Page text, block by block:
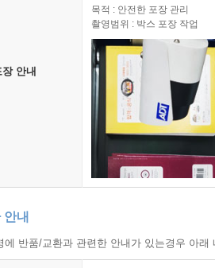
장 안내
목적 : 안전한 포장 관리
촬영범위 : 박스 포장 작업
안내
반품/교환과 관련한 안내가 있는경우 아